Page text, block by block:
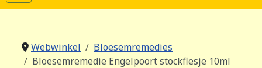
Webwinkel
Bloesemremedies
Bloesemremedie Engelpoort stockflesje 10ml